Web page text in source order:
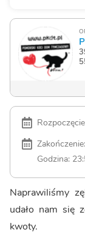
Godzina:
Naprawiliśmy
udało nam się
kwoty.